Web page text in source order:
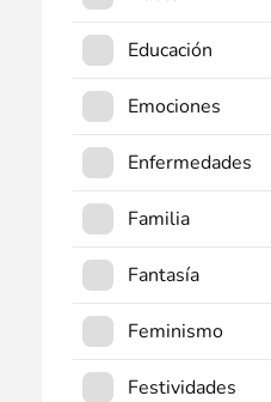
Educación
Emociones
Enfermedades
Familia
Fantasía
Feminismo
Festividades